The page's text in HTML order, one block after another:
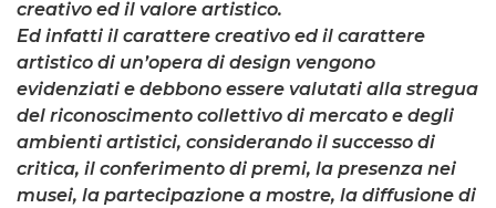
creativo ed il valore artistico.
Ed infatti il carattere creativo ed il carattere
artistico di un’opera di design vengono
evidenziati e debbono essere valutati alla stregua
del riconoscimento collettivo di mercato e degli
ambienti artistici, considerando il successo di
critica, il conferimento di premi, la presenza nei
musei, la partecipazione a mostre, la diffusione di